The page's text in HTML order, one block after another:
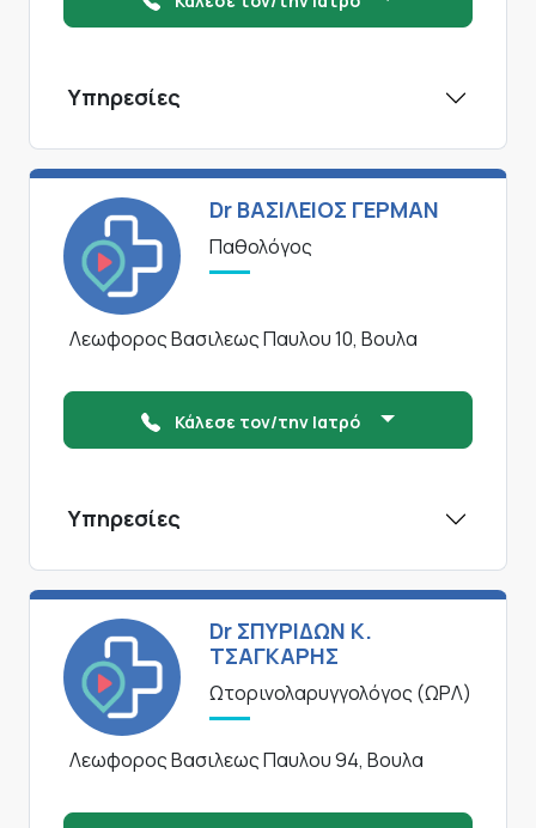
Υπηρεσίες
Dr ΒΑΣΙΛΕΙΟΣ ΓΕΡΜΑΝ
Παθολόγος
Λεωφορος Βασιλεως Παυλου 10, Βουλα
Κάλεσε τον/την Ιατρό
Υπηρεσίες
Dr ΣΠΥΡΙΔΩΝ Κ.
ΤΣΑΓΚΑΡΗΣ
Ωτορινολαρυγγολόγος (ΩΡΛ)
Λεωφορος Βασιλεως Παυλου 94, Βουλα